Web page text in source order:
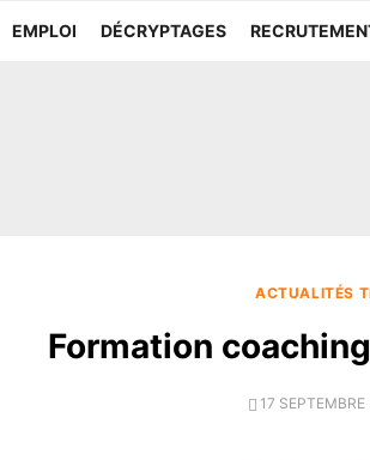
EMPLOI DÉCRYPTAGES
ACTUALITÉS
Formation
POSTED
17 SEPTEMBRE